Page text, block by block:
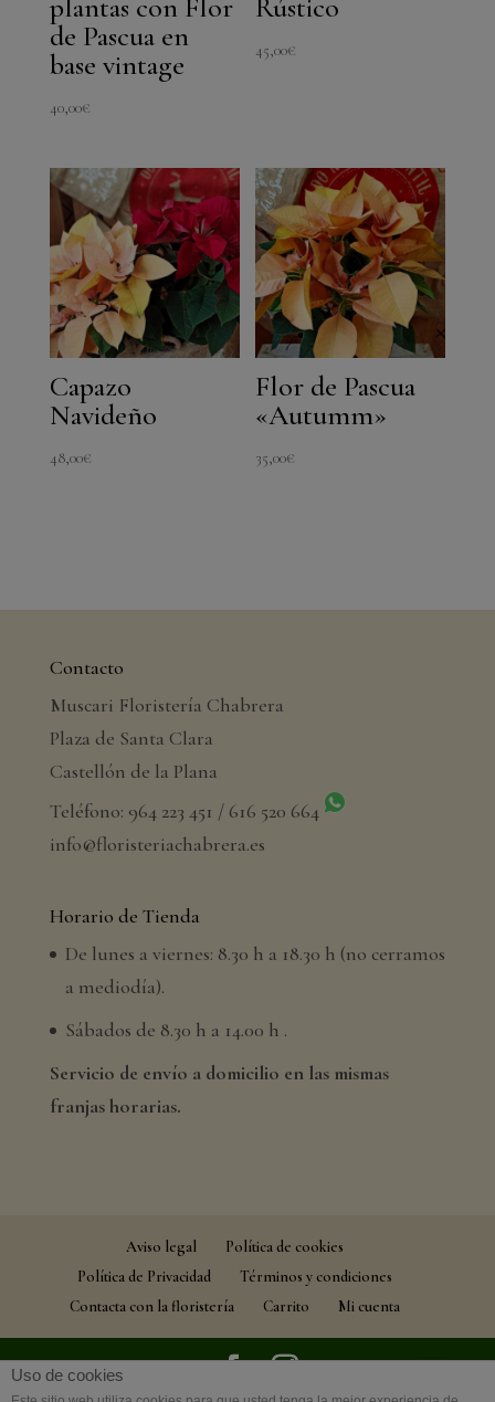
de Pascua en
base vintage
40,00€
45,00€
Capazo
Navideño
48,00€
Flor de Pascua
«Autumm»
35,00€
Contacto
Muscari Floristería Chabrera
Plaza de Santa Clara
Castellón de la Plana
Teléfono: 964 223 451 / 616 520 664
info@floristeriachabrera.es
Horario de Tienda
De lunes a viernes: 8.30 h a 18.30 h (no cerramos
a mediodía).
Sábados de 8.30 h a 14.00 h .
Servicio de envío a domicilio en las mismas
franjas horarias.
Aviso legal
Política de cookies
Política de Privacidad
Términos y condiciones
Contacta con la floristería
Carrito Mi cuenta
Uso de cookies